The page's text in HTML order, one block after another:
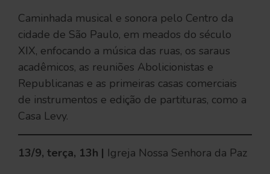
Caminhada musical e sonora pelo Centro da
cidade de São Paulo, em meados do século
XIX, enfocando a música das ruas, os saraus
acadêmicos, as reuniões Abolicionistas e
Republicanas e as primeiras casas comerciais
de instrumentos e edição de partituras, como a
Casa Levy.
13/9, terça, 13h | Igreja Nossa Senhora da Paz